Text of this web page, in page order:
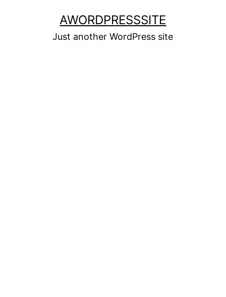
AWORDPRESSSITE
Just another WordPress site